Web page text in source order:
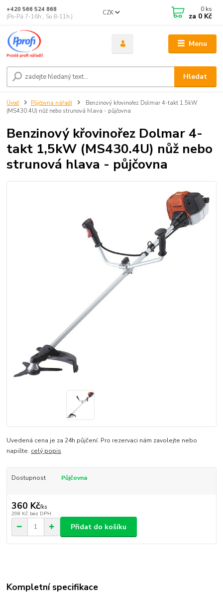
Menu
CZK
Hledat
+420 566 524 868
(Po-Pá 7-16h., So 8-11h.)
0 ks
za 0 Kč
Úvod Půjčovna nářadí
Benzinový křovinořez Dolmar 4-takt 1,5kW
(MS430.4U) nůž nebo strunová hlava - půjčovna
Benzinový křovinořez Dolmar 4-
takt 1,5kW (MS430.4U) nůž nebo
strunová hlava - půjčovna
Uvedená cena je za 24h půjčení. Pro rezervaci nám zavolejte nebo
napište. celý popis
Dostupnost Půjčovna
360 Kč/ks
298 Kč bez DPH
Přidat do košíku
Kompletní specifikace